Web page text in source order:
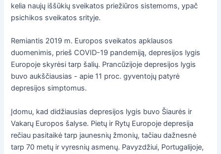
kelia naujų iššūkių sveikatos priežiūros sistemoms, ypač
psichikos sveikatos srityje.
Remiantis 2019 m. Europos sveikatos apklausos
duomenimis, prieš COVID-19 pandemiją, depresijos lygis
Europoje skyrėsi tarp šalių. Prancūzijoje depresijos lygis
buvo aukščiausias - apie 11 proc. gyventojų patyrė
depresijos simptomus.
Įdomu, kad didžiausias depresijos lygis buvo Šiaurės ir
Vakarų Europos šalyse. Pietų ir Rytų Europoje depresija
rečiau pasitaikė tarp jaunesnių žmonių, tačiau dažnesnė
tarp 70 metų ir vyresnių asmenų. Pavyzdžiui, Portugalijoje,